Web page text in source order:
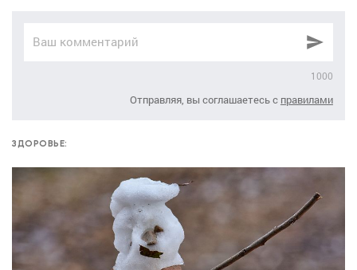
1000
Отправляя, вы соглашаетесь с правилами
ЗДОРОВЬЕ: